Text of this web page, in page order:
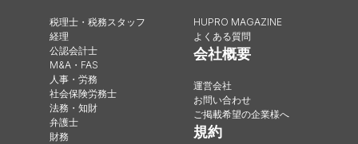
税理士・税務スタッフ
経理
公認会計士
M&A・FAS
人事・労務
社会保険労務士
法務・知財
弁護士
財務
HUPRO MAGAZINE
よくある質問
会社概要
運営会社
お問い合わせ
ご掲載希望の企業様へ
規約